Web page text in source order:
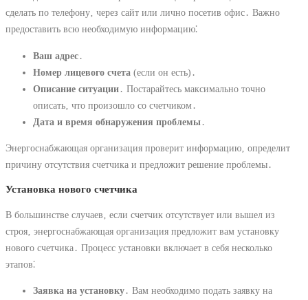
сделать по телефону‚ через сайт или лично посетив офис․ Важно
предоставить всю необходимую информацию⁚
Ваш адрес․
Номер лицевого счета (если он есть)․
Описание ситуации․ Постарайтесь максимально точно
описать‚ что произошло со счетчиком․
Дата и время обнаружения проблемы․
Энергоснабжающая организация проверит информацию‚ определит
причину отсутствия счетчика и предложит решение проблемы․
Установка нового счетчика
В большинстве случаев‚ если счетчик отсутствует или вышел из
строя‚ энергоснабжающая организация предложит вам установку
нового счетчика․ Процесс установки включает в себя несколько
этапов⁚
Заявка на установку․ Вам необходимо подать заявку на